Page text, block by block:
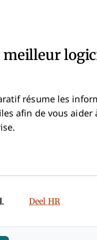
meilleur
résume les
afin de vous
Deel HR